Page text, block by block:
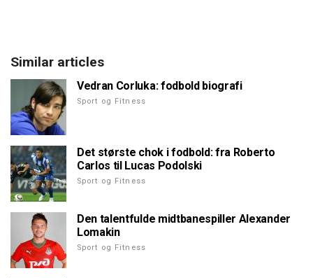
Similar articles
Vedran Corluka: fodbold biografi
Sport og Fitness
Det største chok i fodbold: fra Roberto
Carlos til Lucas Podolski
Sport og Fitness
Den talentfulde midtbanespiller Alexander
Lomakin
Sport og Fitness